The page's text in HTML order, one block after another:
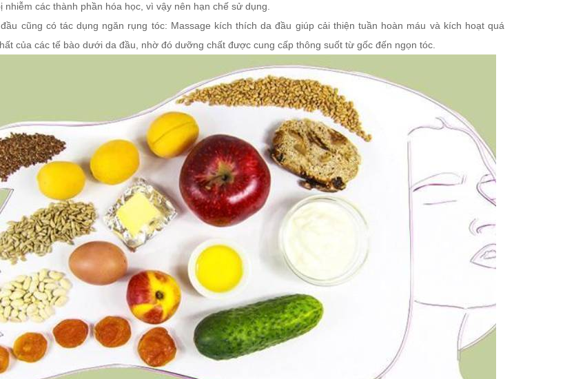
nhiễm các thành phần hóa học, vì vậy nên hạn chế sử dụng.
cũng có tác dụng ngăn rụng tóc: Massage kích thích da đầu giúp cải thiện tuần hoàn máu và kích hoạt quá
của các tế bào dưới da đầu, nhờ đó dưỡng chất được cung cấp thông suốt từ gốc đến ngọn tóc.